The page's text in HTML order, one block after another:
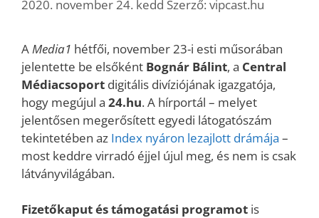
2020. november 24. kedd Szerző: vipcast.hu
A Media1 hétfői, november 23-i esti műsorában
jelentette be elsőként Bognár Bálint, a Central
Médiacsoport digitális divíziójának igazgatója,
hogy megújul a 24.hu. A hírportál – melyet
jelentősen megerősített egyedi látogatószám
tekintetében az Index nyáron lezajlott drámája –
most keddre virradó éjjel újul meg, és nem is csak
látványvilágában.
Fizetőkaput és támogatási programot is